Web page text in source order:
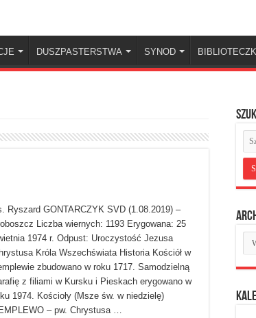
DUSZPASTERSTWA SYNOD
Ryszard GONTARCZYK SVD (1.08.2019) –
Liczba wiernych: 1193 Erygowana: 25
1974 r. Odpust: Uroczystość Jezusa
Króla Wszechświata Historia Kościół w
zbudowano w roku 1717. Samodzielną
z filiami w Kursku i Pieskach erygowano w
1974. Kościoły (Msze św. w niedzielę)
– pw. Chrystusa …